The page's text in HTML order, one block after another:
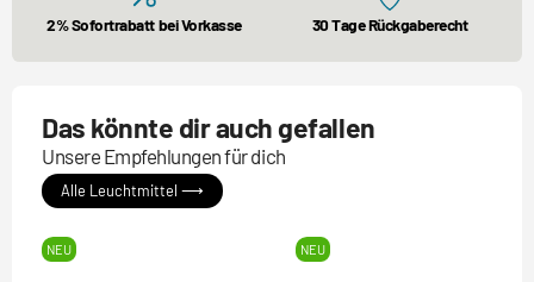
2% Sofortrabatt bei Vorkasse 30 Tage Rückgaberecht
Das könnte dir auch gefallen
Unsere Empfehlungen für dich
Alle Leuchtmittel ⟶
NEU NEU